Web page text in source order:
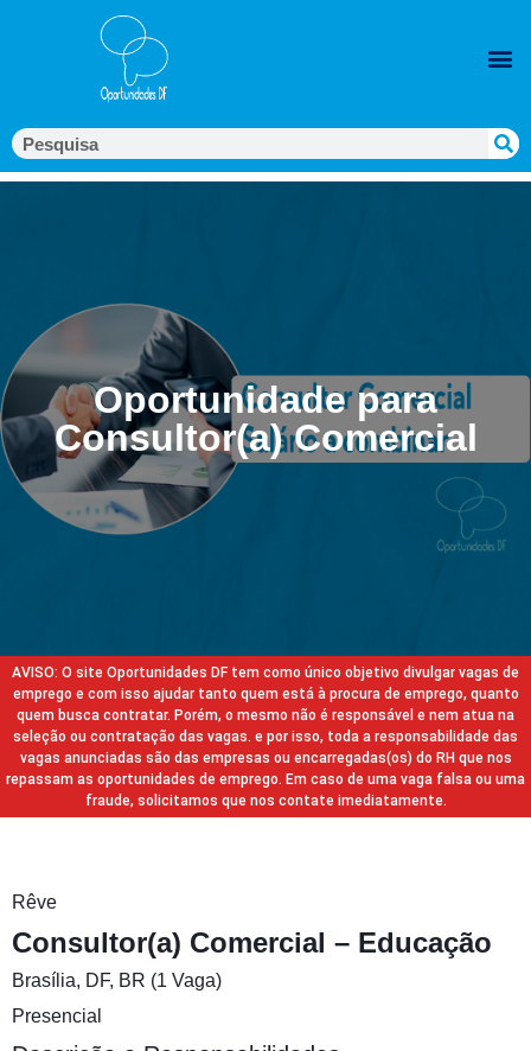
Oportunidade para
Consultor(a) Comercial
AVISO: O site Oportunidades DF tem como único objetivo divulgar vagas de
emprego e com isso ajudar tanto quem está à procura de emprego, quanto
quem busca contratar. Porém, o mesmo não é responsável e nem atua na
seleção ou contratação das vagas. e por isso, toda a responsabilidade das
vagas anunciadas são das empresas ou encarregadas(os) do RH que nos
repassam as oportunidades de emprego. Em caso de uma vaga falsa ou uma
fraude, solicitamos que nos contate imediatamente.
Rêve
Consultor(a) Comercial – Educação
Brasília, DF, BR (1 Vaga)
Presencial